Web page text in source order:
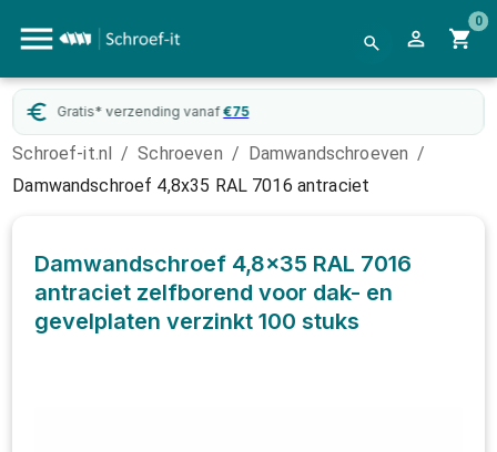
0
Gratis* verzending vanaf €75
Schroef-it.nl / Schroeven / Damwandschroeven /
Damwandschroef 4,8x35 RAL 7016 antraciet
Damwandschroef 4,8x35 RAL 7016
antraciet zelfborend voor dak- en
gevelplaten verzinkt 100 stuks